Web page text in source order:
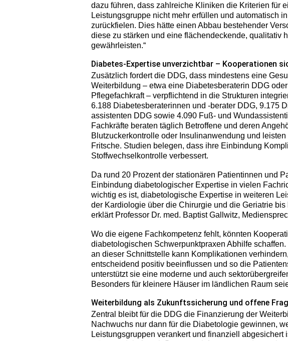
dazu führen, dass zahlreiche Kliniken die Kriterien für
Leistungsgruppe nicht mehr erfüllen und automatisch
zurückfielen. Dies hätte einen Abbau bestehender
diese zu stärken und eine flächendeckende, qualitativ
gewährleisten.“
Diabetes-Expertise unverzichtbar – Kooperationen
Zusätzlich fordert die DDG, dass mindestens eine
Weiterbildung – etwa eine Diabetesberaterin DDG
Pflegefachkraft – verpflichtend in die Strukturen
6.188 Diabetesberaterinnen und -berater DDG, 9.175
assistenten DDG sowie 4.090 Fuß- und
Fachkräfte beraten täglich Betroffene und deren
Blutzuckerkontrolle oder Insulinanwendung und
Fritsche. Studien belegen, dass ihre Einbindung
Stoffwechselkontrolle verbessert.
Da rund 20 Prozent der stationären Patientinnen und
Einbindung diabetologischer Expertise in vielen
wichtig es ist, diabetologische Expertise in weiteren
der Kardiologie über die Chirurgie und die Geriatrie bis
erklärt Professor Dr. med. Baptist Gallwitz,
Wo die eigene Fachkompetenz fehlt, könnten
diabetologischen Schwerpunktpraxen Abhilfe
an dieser Schnittstelle kann Komplikationen
entscheidend positiv beeinflussen und so die
unterstützt sie eine moderne und auch
Besonders für kleinere Häuser im ländlichen Raum
Weiterbildung als Zukunftssicherung und offene
Zentral bleibt für die DDG die Finanzierung der
Nachwuchs nur dann für die Diabetologie gewinnen,
Leistungsgruppen verankert und finanziell abgesichert